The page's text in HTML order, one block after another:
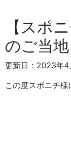
【スポ
のご当
更新日：2023年4
この度スポニチ様